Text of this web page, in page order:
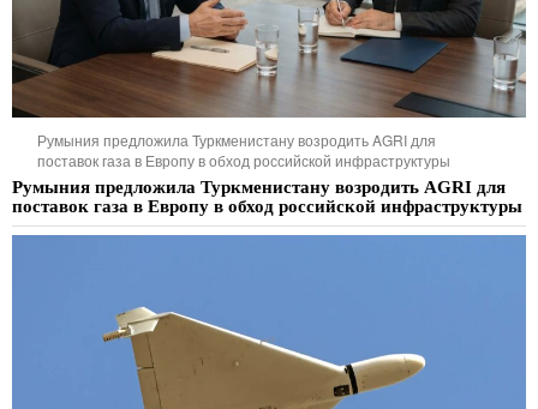
Румыния предложила Туркменистану возродить AGRI для
поставок газа в Европу в обход российской инфраструктуры
Румыния предложила Туркменистану возродить AGRI для
поставок газа в Европу в обход российской инфраструктуры